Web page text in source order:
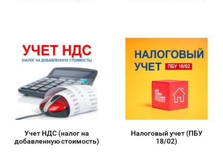
Учет НДС (налог на
добавленную стоимость)
Налоговый учет (ПБУ
18/02)